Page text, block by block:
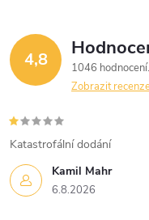
4,8
1046 hodnocení
Zobrazit
Kamil Mahr
6.8.2026
Katastrofální dodání